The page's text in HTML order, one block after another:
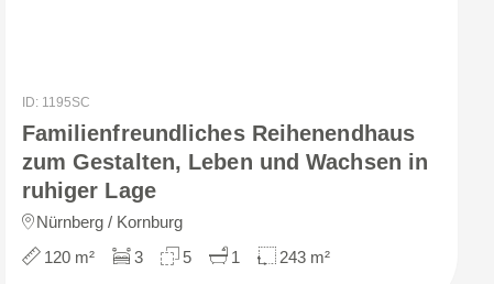
ID: 1195SC
Familienfreundliches Reihenendhaus
zum Gestalten, Leben und Wachsen in
ruhiger Lage
Nürnberg / Kornburg
120 m²
3 5 1
243 m²